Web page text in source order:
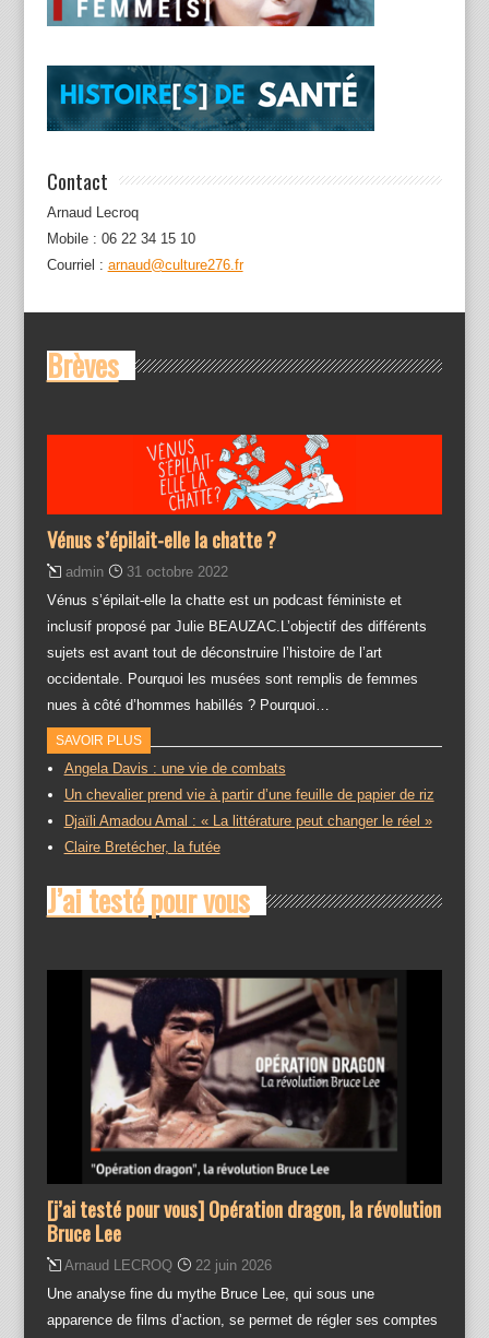
Contact
Arnaud Lecroq
Mobile : 06 22 34 15 10
Courriel : arnaud@culture276.fr
Brèves
Vénus s’épilait-elle la chatte ?
admin
31 octobre 2022
Vénus s’épilait-elle la chatte est un podcast féministe et
inclusif proposé par Julie BEAUZAC.L’objectif des différents
sujets est avant tout de déconstruire l’histoire de l’art
occidentale. Pourquoi les musées sont remplis de femmes
nues à côté d’hommes habillés ? Pourquoi…
SAVOIR PLUS
Angela Davis : une vie de combats
Un chevalier prend vie à partir d’une feuille de papier de riz
Djaïli Amadou Amal : « La littérature peut changer le réel »
Claire Bretécher, la futée
J’ai testé pour vous
[j’ai testé pour vous] Opération dragon, la révolution
Bruce Lee
Arnaud LECROQ
22 juin 2026
Une analyse fine du mythe Bruce Lee, qui sous une
apparence de films d’action, se permet de régler ses comptes